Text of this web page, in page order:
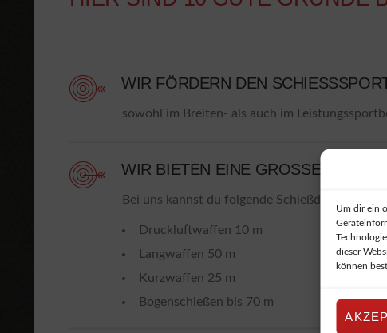
Um dir ein
dieser
können
WIR FÖRDERN DEN SCHIESSSPORT
sowohl im Breiten- als auch im
WIR BIETEN EINE GROSSE
Bei uns kannst du folgende Schießdisziplinen
Druckluftwaffen 10 m (bis 7,5
Langwaffen 50 m (bis 7.000
Kurzwaffen 25 m (bis 1.500
Bogenschießen bis 70 m